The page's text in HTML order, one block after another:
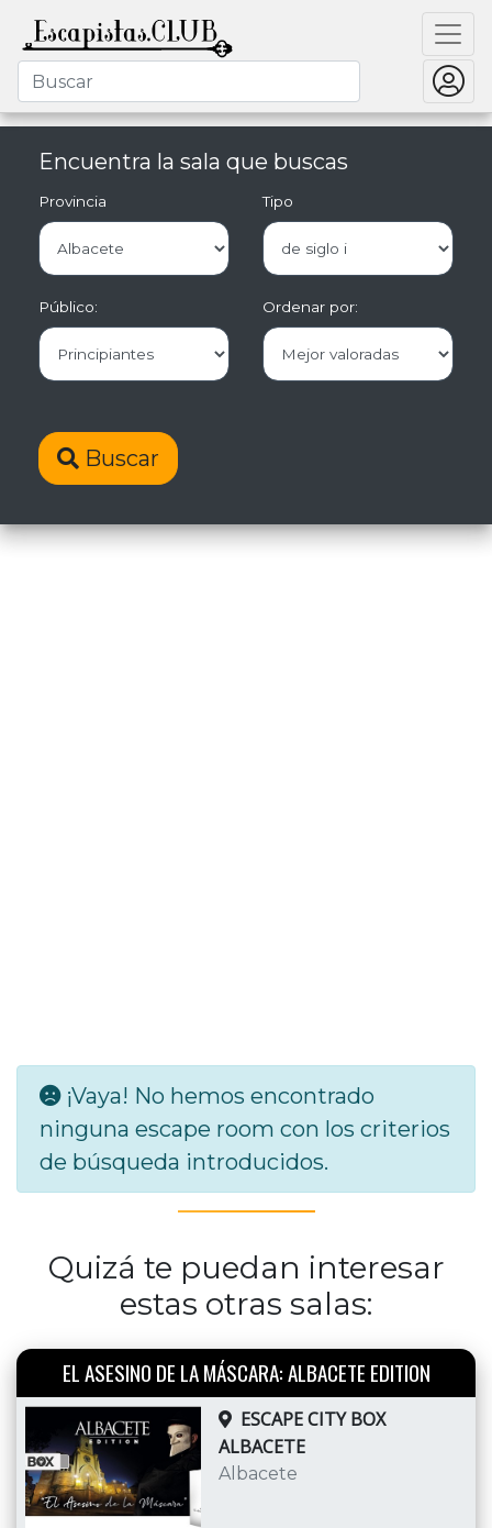
Encuentra la sala que buscas
Provincia Tipo
Público: Ordenar por:
Buscar
¡Vaya! No hemos encontrado
ninguna escape room con los criterios
de búsqueda introducidos.
Quizá te puedan interesar
estas otras salas:
EL ASESINO DE LA MÁSCARA: ALBACETE EDITION
ESCAPE CITY BOX
ALBACETE
Albacete